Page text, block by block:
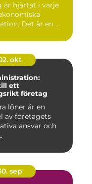
är hjärtat i varje
Det är en ...
okt
ett
företag
löner är en
av företagets
ansvar och
sep